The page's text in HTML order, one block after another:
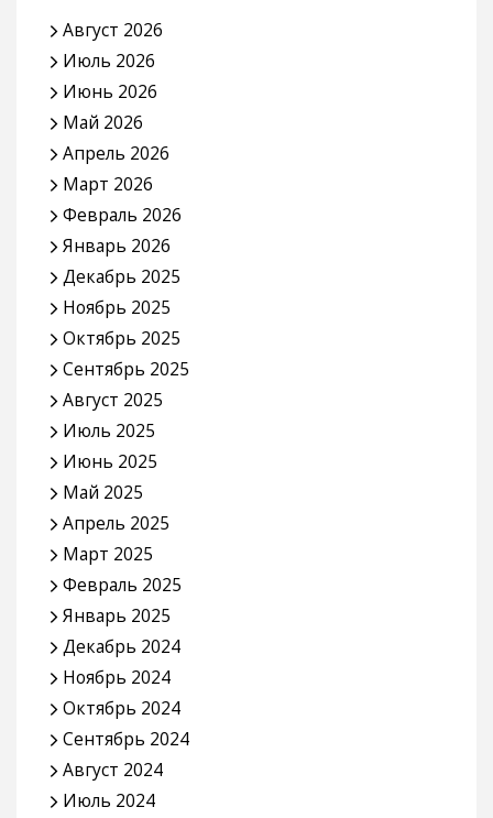
Август 2026
Июль 2026
Июнь 2026
Май 2026
Апрель 2026
Март 2026
Февраль 2026
Январь 2026
Декабрь 2025
Ноябрь 2025
Октябрь 2025
Сентябрь 2025
Август 2025
Июль 2025
Июнь 2025
Май 2025
Апрель 2025
Март 2025
Февраль 2025
Январь 2025
Декабрь 2024
Ноябрь 2024
Октябрь 2024
Сентябрь 2024
Август 2024
Июль 2024